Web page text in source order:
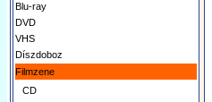
Blu-ray
DVD
VHS
Díszdoboz
Filmzene
CD